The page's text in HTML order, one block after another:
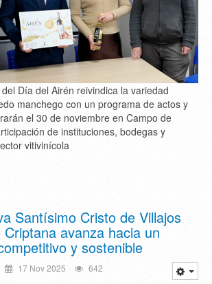
Día del Airén reivindica la variedad
manchego con un programa de actos y
el 30 de noviembre en Campo de
de instituciones, bodegas y
vitivinícola
Santísimo Cristo de Villajos
avanza hacia un
y sostenible
17 Nov 2025 642